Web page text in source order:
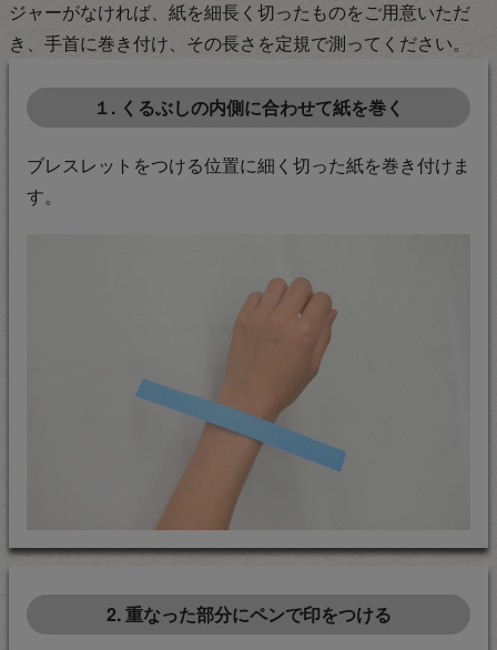
ジャーがなければ、紙を細長く切ったものをご用意いただ
き、手首に巻き付け、その長さを定規で測ってください。
１. くるぶしの内側に合わせて紙を巻く
ブレスレットをつける位置に細く切った紙を巻き付けま
す。
2. 重なった部分にペンで印をつける